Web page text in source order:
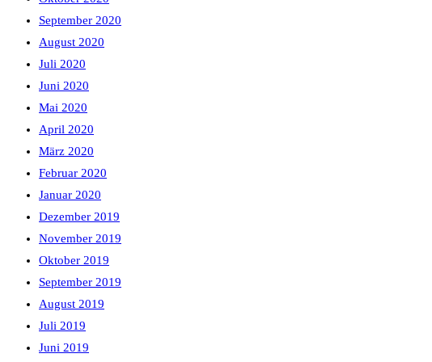
September 2020
August 2020
Juli 2020
Juni 2020
Mai 2020
April 2020
März 2020
Februar 2020
Januar 2020
Dezember 2019
November 2019
Oktober 2019
September 2019
August 2019
Juli 2019
Juni 2019